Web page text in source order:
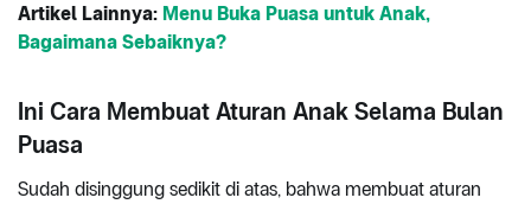
Artikel Lainnya: Menu Buka Puasa untuk Anak,
Bagaimana Sebaiknya?
Ini Cara Membuat Aturan Anak Selama Bulan
Puasa
Sudah disinggung sedikit di atas, bahwa membuat aturan